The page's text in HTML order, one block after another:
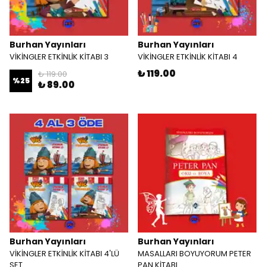
Burhan Yayınları
VİKİNGLER ETKİNLİK KİTABI 3
%25
₺ 119.00
₺ 89.00
Burhan Yayınları
VİKİNGLER ETKİNLİK KİTABI 4
₺ 119.00
Burhan Yayınları
VİKİNGLER ETKİNLİK KİTABI 4'LÜ
Burhan Yayınları
MASALLARI BOYUYORUM PETER